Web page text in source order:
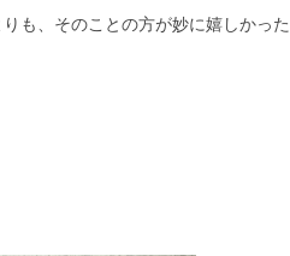
も、そのことの方が妙に嬉しかった